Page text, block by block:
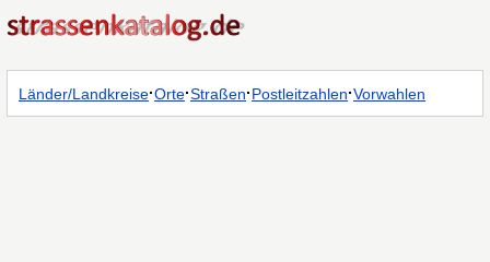
Länder/Landkreise·Orte·Straßen·Postleitzahlen·Vorwahlen